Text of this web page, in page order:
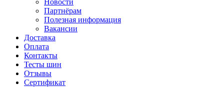
Партнёрам
Полезная информация
Вакансии
Доставка
Оплата
Контакты
Тесты шин
Отзывы
Сертификат